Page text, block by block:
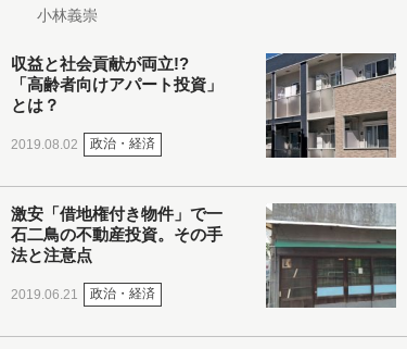
小林義崇
収益と社会貢献が両立!?
「高齢者向けアパート投資」
とは？
2019.08.02 政治・経済
激安「借地権付き物件」で一
石二鳥の不動産投資。その手
法と注意点
2019.06.21 政治・経済